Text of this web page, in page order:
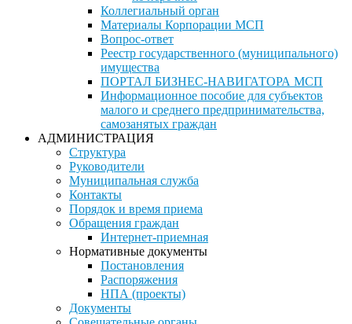
Коллегиальный орган
Материалы Корпорации МСП
Вопрос-ответ
Реестр государственного (муниципального)
имущества
ПОРТАЛ БИЗНЕС-НАВИГАТОРА МСП
Информационное пособие для субъектов
малого и среднего предпринимательства,
самозанятых граждан
АДМИНИСТРАЦИЯ
Структура
Руководители
Муниципальная служба
Контакты
Порядок и время приема
Обращения граждан
Интернет-приемная
Нормативные документы
Постановления
Распоряжения
НПА (проекты)
Документы